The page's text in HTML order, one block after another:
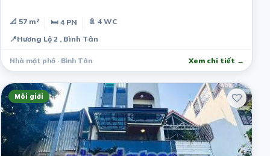
📐 57 m² 🛏 4 PN
🚿 4 WC
📍Hương Lộ 2 , Bình Tân
Nhà mặt phố · Bình Tân Xem chi tiết →
Môi giới